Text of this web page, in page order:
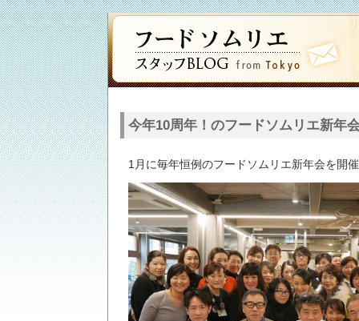
今年10周年！のフードソムリエ新年
1月に毎年恒例のフードソムリエ新年会を開